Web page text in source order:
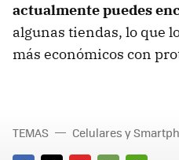
actualmente puedes
algunas tiendas, lo que
más económicos con
TEMAS Celulares y